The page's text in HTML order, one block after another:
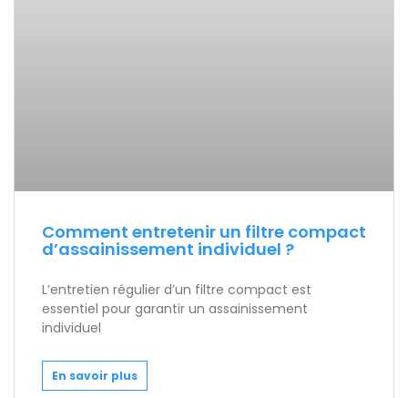
Comment entretenir un filtre compact
d’assainissement individuel ?
L’entretien régulier d’un filtre compact est
essentiel pour garantir un assainissement
individuel
En savoir plus